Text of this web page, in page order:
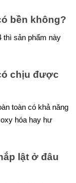
bền không?
thì sản phẩm này
chịu được
toàn có khả năng
hóa hay hư
lật ở đâu